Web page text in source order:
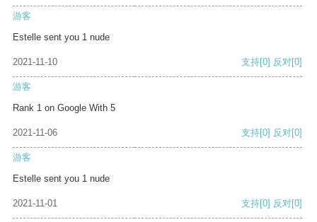
游客
Estelle sent you 1 nude
2021-11-10 支持[0] 反对[0]
游客
Rank 1 on Google With 5
2021-11-06 支持[0] 反对[0]
游客
Estelle sent you 1 nude
2021-11-01 支持[0] 反对[0]